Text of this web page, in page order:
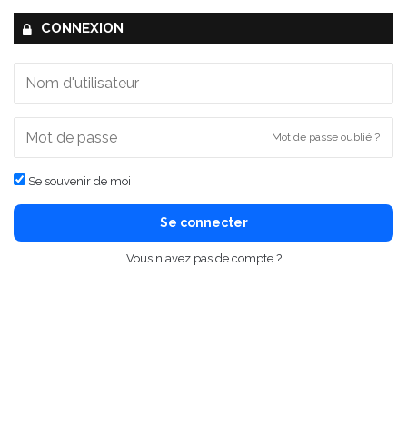
CONNEXION
Mot de passe oublié ?
Se souvenir de moi
Se connecter
Vous n'avez pas de compte ?